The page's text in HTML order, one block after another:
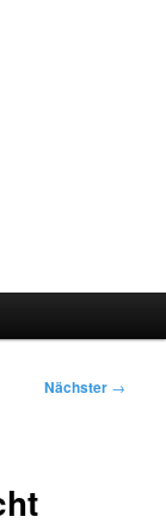
Nächster →